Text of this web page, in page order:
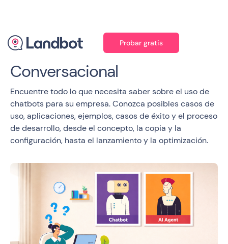
Probar gratis
Chatbots & Diseño
Conversacional
Encuentre todo lo que necesita saber sobre el uso de
chatbots para su empresa. Conozca posibles casos de
uso, aplicaciones, ejemplos, casos de éxito y el proceso
de desarrollo, desde el concepto, la copia y la
configuración, hasta el lanzamiento y la optimización.